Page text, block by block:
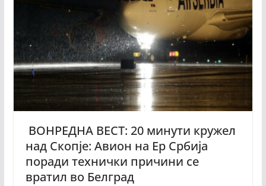
ВОНРЕДНА ВЕСТ: 20 минути кружел
над Скопје: Авион на Ер Србија
поради технички причини се
вратил во Белград